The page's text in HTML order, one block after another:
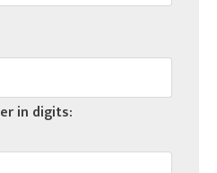
in digits: